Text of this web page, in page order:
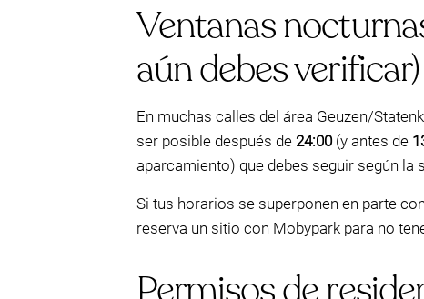
Ventanas
aún debes verificar)
En muchas calles del área Geuzen/
ser posible después de 24:00(y antes de
aparcamiento) que debes seguir según la
Si tus horarios se superponen en parte
reserva un sitio con Mobypark para no